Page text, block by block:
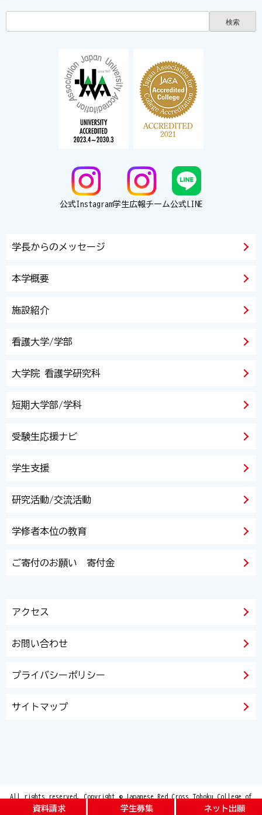
資料請求 学生募集 ネット出願
公式Instagram学生広報チーム公式LINE
学長からのメッセージ
本学概要
施設紹介
看護大学/学部
大学院 看護学研究科
短期大学部/学科
受験生応援ナビ
学生支援
研究活動/交流活動
学修者本位の教育
ご寄付のお願い 寄付金
アクセス
お問い合わせ
プライバシーポリシー
サイトマップ
All rights reserved. Copyright © Japanese Red Cross Tohoku College of
Nursing and Japanese Red Cross Tohoku Junior College of Care and Welfare